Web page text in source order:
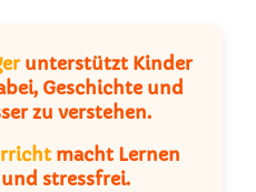
unterstützt Kinder
Geschichte und
zu verstehen.
macht Lernen
stressfrei.